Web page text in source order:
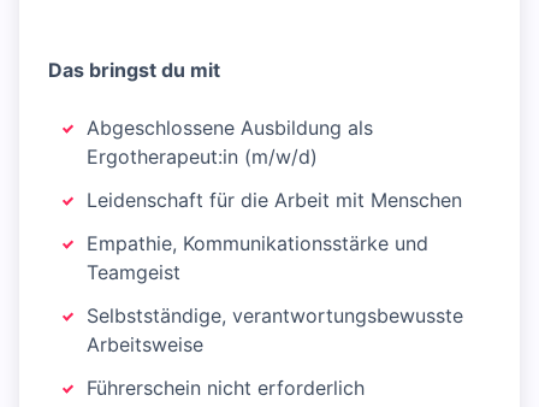
Das bringst du mit
Abgeschlossene Ausbildung als
Ergotherapeut:in (m/w/d)
Leidenschaft für die Arbeit mit Menschen
Empathie, Kommunikationsstärke und
Teamgeist
Selbstständige, verantwortungsbewusste
Arbeitsweise
Führerschein nicht erforderlich